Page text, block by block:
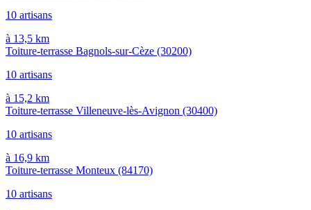
10 artisans
à 13,5 km
Toiture-terrasse Bagnols-sur-Cèze (30200)
10 artisans
à 15,2 km
Toiture-terrasse Villeneuve-lès-Avignon (30400)
10 artisans
à 16,9 km
Toiture-terrasse Monteux (84170)
10 artisans